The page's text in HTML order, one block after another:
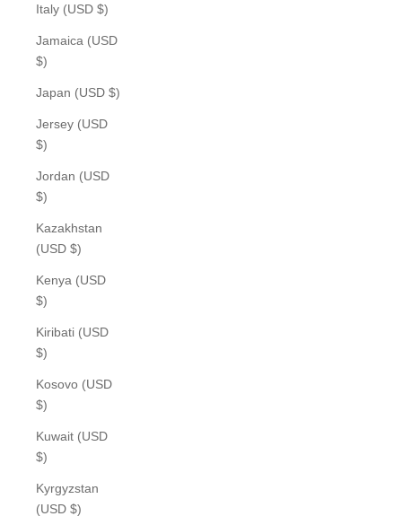
Italy (USD $)
Jamaica (USD
$)
Japan (USD $)
Jersey (USD
$)
Jordan (USD
$)
Kazakhstan
(USD $)
Kenya (USD
$)
Kiribati (USD
$)
Kosovo (USD
$)
Kuwait (USD
$)
Kyrgyzstan
(USD $)